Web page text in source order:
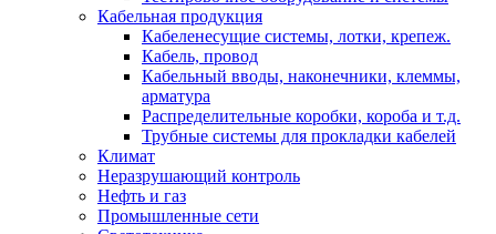
Кабельная продукция
Кабеленесущие системы, лотки, крепеж.
Кабель, провод
Кабельный вводы, наконечники, клеммы,
арматура
Распределительные коробки, короба и т.д.
Трубные системы для прокладки кабелей
Климат
Неразрушающий контроль
Нефть и газ
Промышленные сети